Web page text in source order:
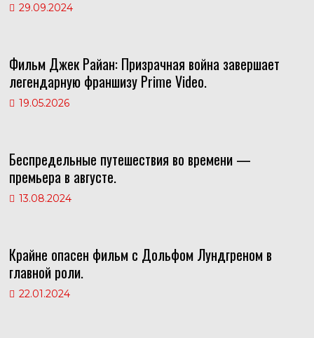
i
i
s
a 29.09.2024
Фильм Джек Райан: Призрачная война завершает
легендарную франшизу Prime Video.
19.05.2026
Беспредельные путешествия во времени —
премьера в августе.
13.08.2024
Крайне опасен фильм с Дольфом Лундгреном в
главной роли.
22.01.2024